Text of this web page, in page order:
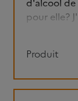
d'alcool
pour elle?
Produit